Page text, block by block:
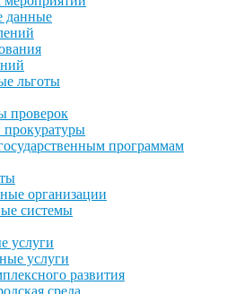
данные
льготы
проверок
программам
организации
системы
услуги
услуги
развития
среда